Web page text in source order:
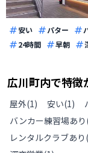
安い パター
24時間
早朝
広川町内で特徴
屋外(1) 安い(1)
バンカー練習場あり
レンタルクラブあり (